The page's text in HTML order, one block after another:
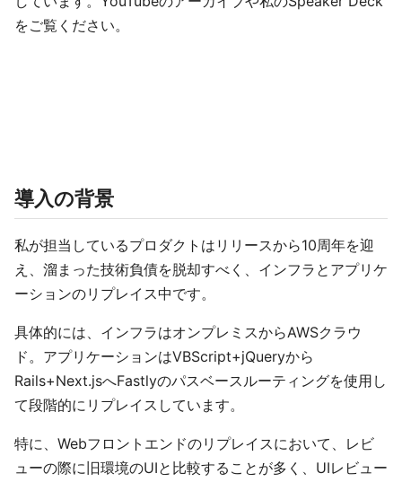
をご覧ください。
導入の背景
私が担当しているプロダクトはリリースから10周年を迎
え、溜まった技術負債を脱却すべく、インフラとアプリケ
ーションのリプレイス中です。
具体的には、インフラはオンプレミスからAWSクラウ
ド。アプリケーションはVBScript+jQueryから
Rails+Next.jsへFastlyのパスベースルーティングを使用し
て段階的にリプレイスしています。
特に、Webフロントエンドのリプレイスにおいて、レビ
ューの際に旧環境のUIと比較することが多く、UIレビュー